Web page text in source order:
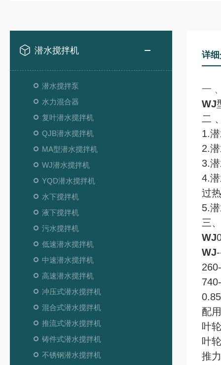
潜水搅拌机
潜水搅拌泵
水力混合器
复叶潜水搅拌机
QJB潜水搅拌机
MA型潜水搅拌机
WJ潜水搅拌机
YQD潜水搅拌机
水下搅拌机
液下搅拌机
污水搅拌机
低速潜水搅拌机
中速潜水搅拌机
高速潜水搅拌机
冲压式潜水搅拌机
混合式潜水搅拌机
推流式潜水搅拌机
铸件式潜水搅拌机
不锈钢潜水搅拌机
详
一
WJ
二
1.
2.
3.
4.
过
5.
三
WJ
WJ
配
叶
叶
推